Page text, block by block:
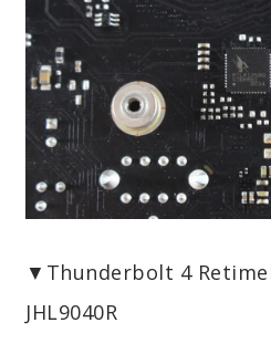
▼Thunderbolt 4
JHL9040R